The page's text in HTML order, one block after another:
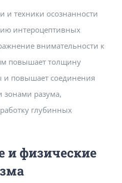
и техники осознанности
интероцептивных
внимательности к
повышает толщину
и повышает соединения
разума,
глубинных
физические